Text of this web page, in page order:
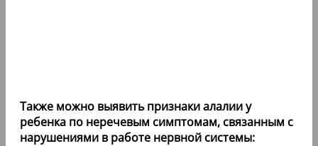
Также можно выявить признаки алалии у
ребенка по неречевым симптомам, связанным с
нарушениями в работе нервной системы: